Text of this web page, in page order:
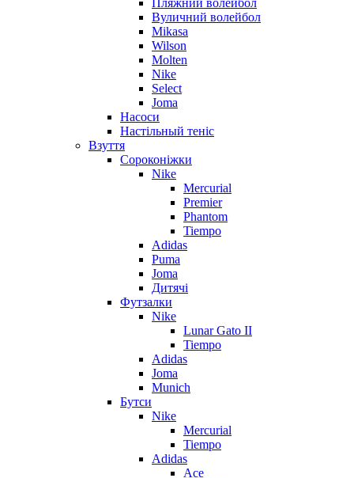
Вуличний волейбол
Mikasa
Wilson
Molten
Nike
Select
Joma
Насоси
Настільный теніс
Взуття
Сороконіжки
Nike
Mercurial
Premier
Phantom
Tiempo
Adidas
Puma
Joma
Дитячі
Футзалки
Nike
Lunar Gato II
Tiempo
Adidas
Joma
Munich
Бутси
Nike
Mercurial
Tiempo
Adidas
Ace